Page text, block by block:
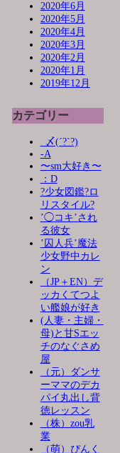
2020年6月
2020年5月
2020年4月
2020年3月
2020年2月
2020年1月
2019年12月
カテゴリー
_〆(´?`?)
-A
〜sm大好き〜
：D
?少女図鑑?ロ
リスタイル?
’◯コキ’され
る彼女
’囚人兵’魔法
少女野中カレ
ン
（JP＋EN）デ
ッカくてつよ
い艦娘が好き
(人妻・主婦・
母)と甘Sエッ
チのなぐさめ
屋
（元）ダンサ
ーママのデカ
パイ丸出し背
徳レッスン
（株）zou乳
業
（萌）ぴんく